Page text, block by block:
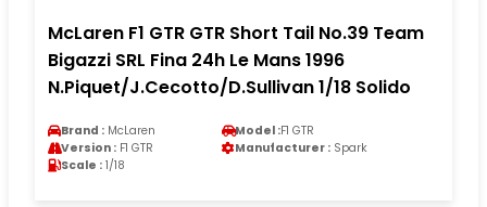
McLaren F1 GTR GTR Short Tail No.39 Team
Bigazzi SRL Fina 24h Le Mans 1996
N.Piquet/J.Cecotto/D.Sullivan 1/18 Solido
Brand : McLaren Model :F1 GTR
Version : F1 GTR Manufacturer : Spark
Scale : 1/18